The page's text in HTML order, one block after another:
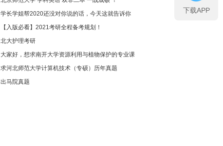
学长学姐帮2020还没对你说的话，今天这就告诉你
【入版必看】2021考研全程备考规划！
北大护理考研
大家好，想求南开大学资源利用与植物保护的专业课
资料...
求河北师范大学计算机技术（专硕）历年真题
出马院真题
下载APP